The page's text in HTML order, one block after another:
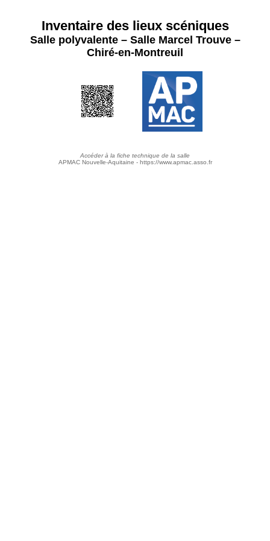
Inventaire des lieux scéniques
Salle polyvalente – Salle Marcel Trouve –
Chiré-en-Montreuil
Accéder à la fiche technique de la salle
APMAC Nouvelle-Aquitaine - https://www.apmac.asso.fr